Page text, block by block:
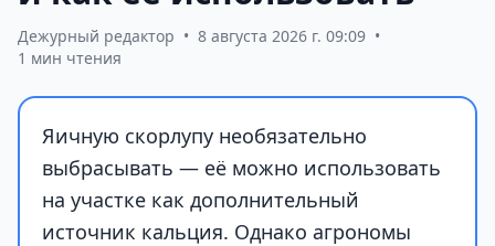
Дежурный редактор • 8 августа 2026 г. 09:09 •
1 мин чтения
Яичную скорлупу необязательно
выбрасывать — её можно использовать
на участке как дополнительный
источник кальция. Однако агрономы